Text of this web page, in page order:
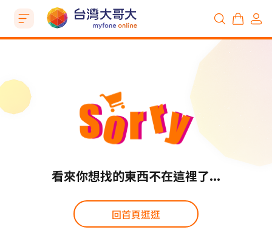
看來你想找的東西不在這裡了...
回首頁逛逛